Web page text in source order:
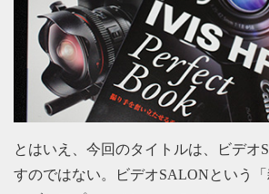
とはいえ、今回のタイトルは、ビデオ
すのではない。ビデオSALONという